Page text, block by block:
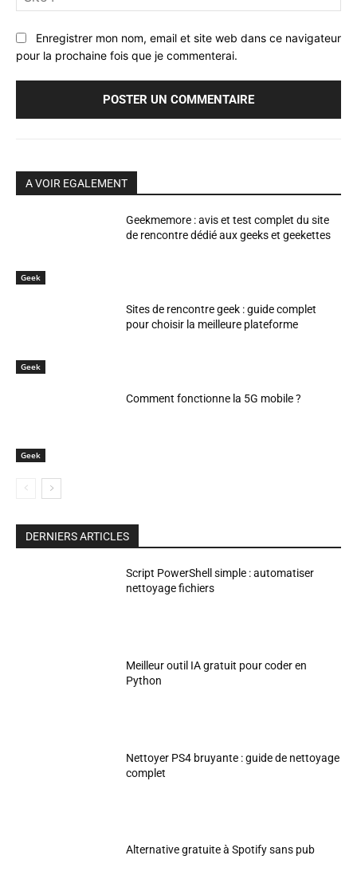
:
Enregistrer mon nom, email et site web dans ce navigateur
pour la prochaine fois que je commenterai.
A VOIR EGALEMENT
Geek
Geekmemore : avis et test complet du site
de rencontre dédié aux geeks et geekettes
Geek
Sites de rencontre geek : guide complet
pour choisir la meilleure plateforme
Geek
Comment fonctionne la 5G mobile ?
DERNIERS ARTICLES
Script PowerShell simple : automatiser
nettoyage fichiers
Meilleur outil IA gratuit pour coder en
Python
Nettoyer PS4 bruyante : guide de nettoyage
complet
Alternative gratuite à Spotify sans pub